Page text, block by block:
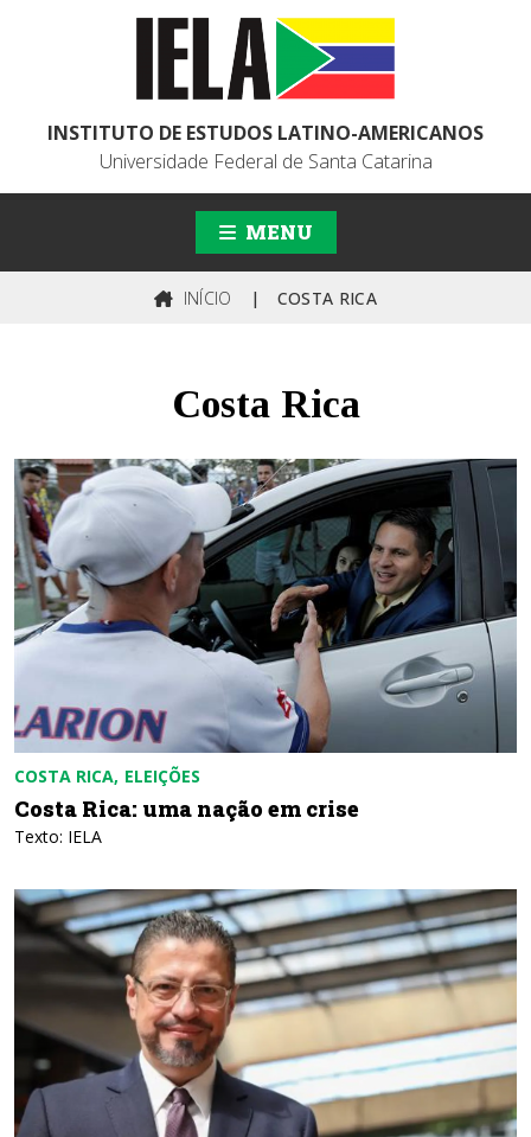
INSTITUTO DE ESTUDOS LATINO-AMERICANOS
Universidade Federal de Santa Catarina
MENU
INÍCIO | COSTA RICA
Costa Rica
COSTA RICA ELEIÇÕES
Costa Rica: uma nação em crise
Texto: IELA